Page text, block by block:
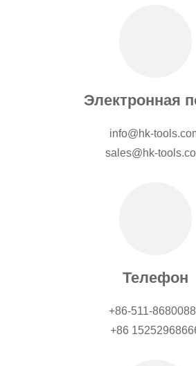
Электронная
info@hk-
sales@hk-
Телефон
+86-511-
+86